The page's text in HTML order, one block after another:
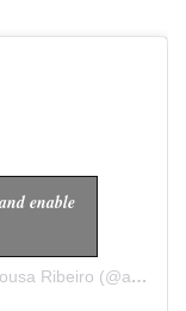
Uma publicação partilhada por Susana Sousa Ribeiro (@a.cachopa)
enable